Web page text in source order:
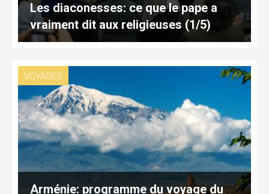
Les diaconesses: ce que le pape a
vraiment dit aux religieuses (1/5)
VOYAGES
Arménie: programme du voyage du